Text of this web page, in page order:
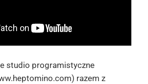
studio programistyczne
razem z